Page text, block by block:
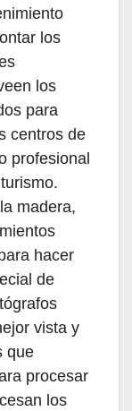
los
los
para
centros de
profesional
madera,
hacer
de
vista y
que
procesar
los